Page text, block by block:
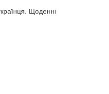
Щоденні